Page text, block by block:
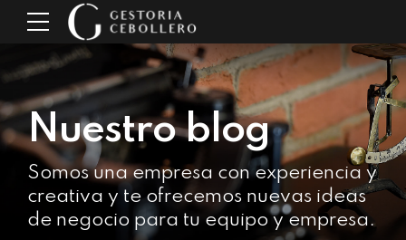
Nuestro blog
Somos una empresa con experiencia y
creativa y te ofrecemos nuevas ideas
de negocio para tu equipo y empresa.